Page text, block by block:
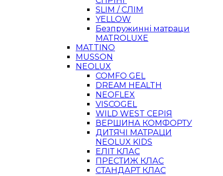
SLIM / СЛІМ
YELLOW
Безпружинні матраци
MATROLUXE
MATTINO
MUSSON
NEOLUX
COMFO GEL
DREAM HEALTH
NEOFLEX
VISCOGEL
WILD WEST СЕРІЯ
ВЕРШИНА КОМФОРТУ
ДИТЯЧІ МАТРАЦИ
NEOLUX KIDS
ЕЛІТ КЛАС
ПРЕСТИЖ КЛАС
СТАНДАРТ КЛАС